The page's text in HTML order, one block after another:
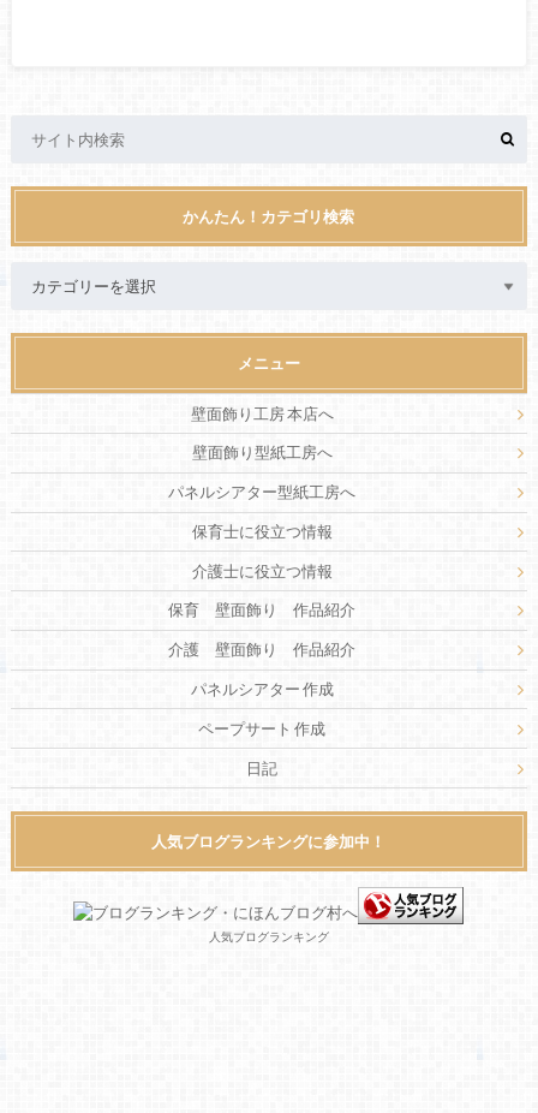
かんたん！カテゴリ検索
メニュー
壁面飾り工房 本店へ
壁面飾り型紙工房へ
パネルシアター型紙工房へ
保育士に役立つ情報
介護士に役立つ情報
保育 壁面飾り 作品紹介
介護 壁面飾り 作品紹介
パネルシアター 作成
ペープサート 作成
日記
人気ブログランキングに参加中！
人気ブログランキング